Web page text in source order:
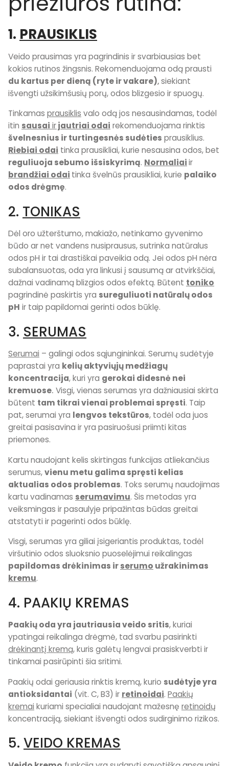
1. PRAUSIKLIS
Veido prausimas yra pagrindinis ir svarbiausias bet
kokios rutinos žingsnis. Rekomenduojama odą prausti
du kartus per dieną (ryte ir vakare),siekiant
išvengti užsikimšusių porų, odos blizgesio ir spuogų.
Tinkamas prausiklis valo odą jos nesausindamas, todėl
itin sausai irjautriai odai rekomenduojama rinktis
švelnesnius ir turtingesnės sudėties prausiklius.
Riebiai odai tinka prausikliai, kurie nesausina odos, bet
reguliuoja sebumo išsiskyrimą. Normaliaiir
brandžiai odai tinka švelnūs prausikliai, kurie palaiko
odos drėgmę.
2. TONIKAS
Dėl oro užterštumo, makiažo, netinkamo gyvenimo
būdo ar net vandens nusiprausus, sutrinka natūralus
odos pH ir tai drastiškai paveikia odą. Jei odos pH nėra
subalansuotas, oda yra linkusi į sausumą ar atvirkščiai,
dažnai vadinamą blizgios odos efektą. Būtent toniko
pagrindinė paskirtis yra sureguliuoti natūralų odos
pH ir taip papildomai gerinti odos būklę.
3. SERUMAS
Serumai – galingi odos sąjungininkai. Serumų sudėtyje
paprastai yra kelių aktyviųjų medžiagų
koncentracija, kuri yra gerokai didesnė nei
kremuose. Visgi, vienas serumas yra dažniausiai skirta
būtent tam tikrai vienai problemai spręsti. Taip
pat, serumai yra lengvos tekstūros, todėl oda juos
greitai pasisavina ir yra pasiruošusi priimti kitas
priemones.
Kartu naudojant kelis skirtingas funkcijas atliekančius
serumus,vienu metu galima spręsti kelias
aktualias odos problemas. Toks serumų naudojimas
kartu vadinamas serumavimu. Šis metodas yra
veiksmingas ir pasaulyje pripažintas būdas greitai
atstatyti ir pagerinti odos būklę.
Visgi, serumas yra giliai įsigeriantis produktas, todėl
viršutinio odos sluoksnio puoselėjimui reikalingas
papildomas drėkinimas irserumo užrakinimas
kremu.
4. PAAKIŲ KREMAS
Paakių oda yra jautriausia veido sritis, kuriai
ypatingai reikalinga drėgmė, tad svarbu pasirinkti
drėkinantį kremą, kuris galėtų lengvai prasiskverbti ir
tinkamai pasirūpinti šia sritimi.
Paakių odai geriausia rinktis kremą, kurio sudėtyje yra
antioksidantai (vit. C, B3) ir retinoidai. Paakių
kremai kuriami specialiai naudojant mažesnę retinoidų
koncentraciją, siekiant išvengti odos sudirginimo rizikos.
5. VEIDO KREMAS